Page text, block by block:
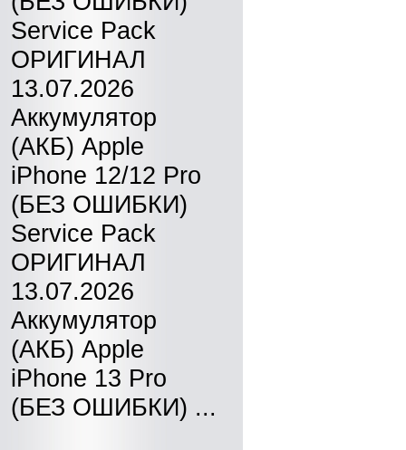
Service Pack
ОРИГИНАЛ
13.07.2026
Аккумулятор
(АКБ) Apple
iPhone 12/12 Pro
(БЕЗ ОШИБКИ)
Service Pack
ОРИГИНАЛ
13.07.2026
Аккумулятор
(АКБ) Apple
iPhone 13 Pro
(БЕЗ ОШИБКИ) ...